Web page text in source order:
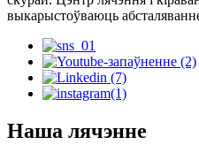
выкарыстоўваюць
Наша лячэнне